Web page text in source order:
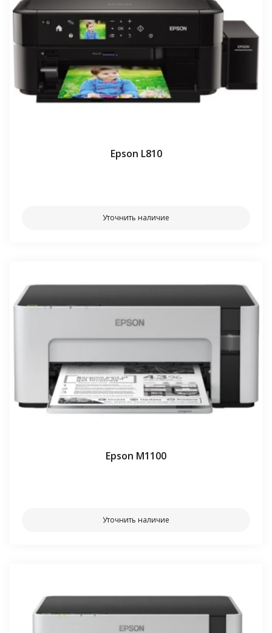
Epson L810
Уточнить наличие
Epson M1100
Уточнить наличие